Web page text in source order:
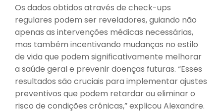
Os dados obtidos através de check-ups
regulares podem ser reveladores, guiando não
apenas as intervenções médicas necessárias,
mas também incentivando mudanças no estilo
de vida que podem significativamente melhorar
a saúde geral e prevenir doenças futuras. “Esses
resultados são cruciais para implementar ajustes
preventivos que podem retardar ou eliminar o
risco de condições crônicas,” explicou Alexandre.